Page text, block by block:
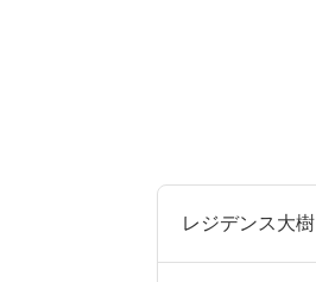
レジデンス大樹